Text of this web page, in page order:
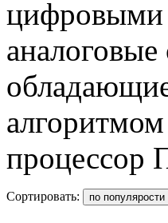
цифровыми
процессор
Сортировать: